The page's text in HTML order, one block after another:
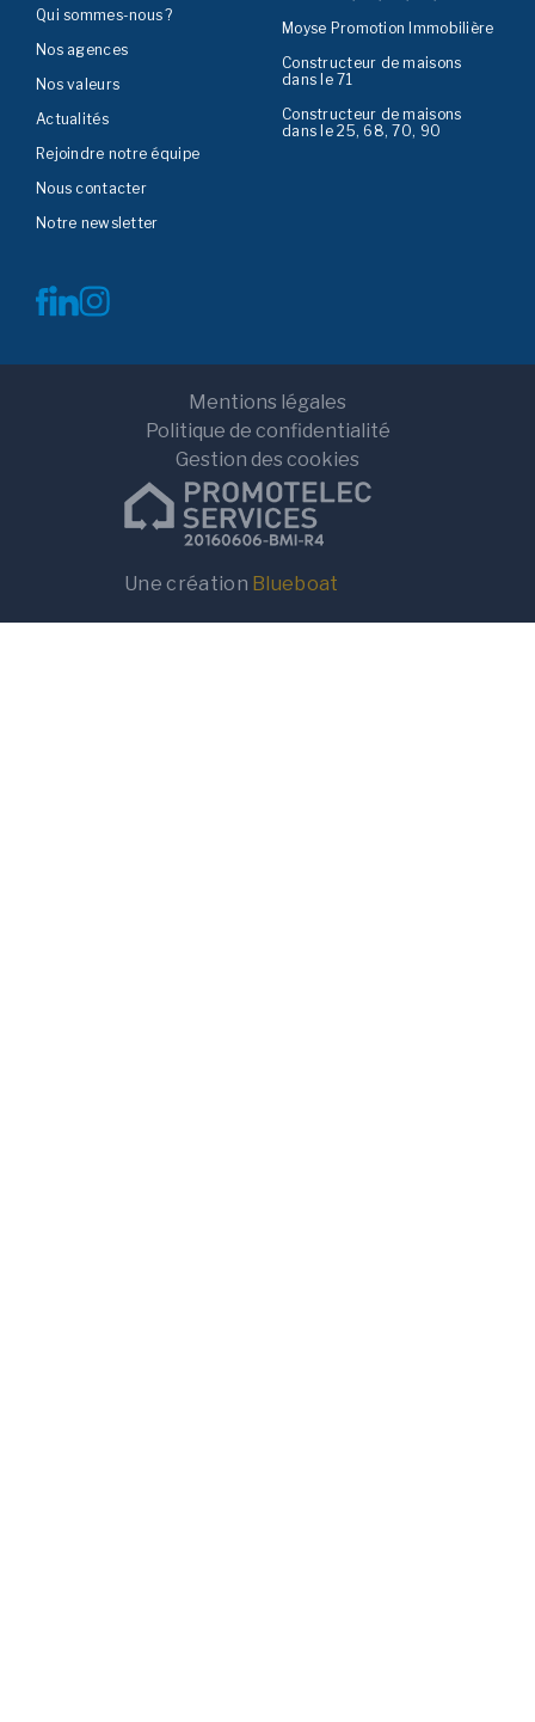
Qui sommes-nous ?
Nos agences
Nos valeurs
Actualités
Rejoindre notre équipe
Nous contacter
Notre newsletter
Moyse Promotion Immobilière
Constructeur de maisons
dans le 71
Constructeur de maisons
dans le 25, 68, 70, 90
Mentions légales
Politique de confidentialité
Gestion des cookies
Une création Blueboat